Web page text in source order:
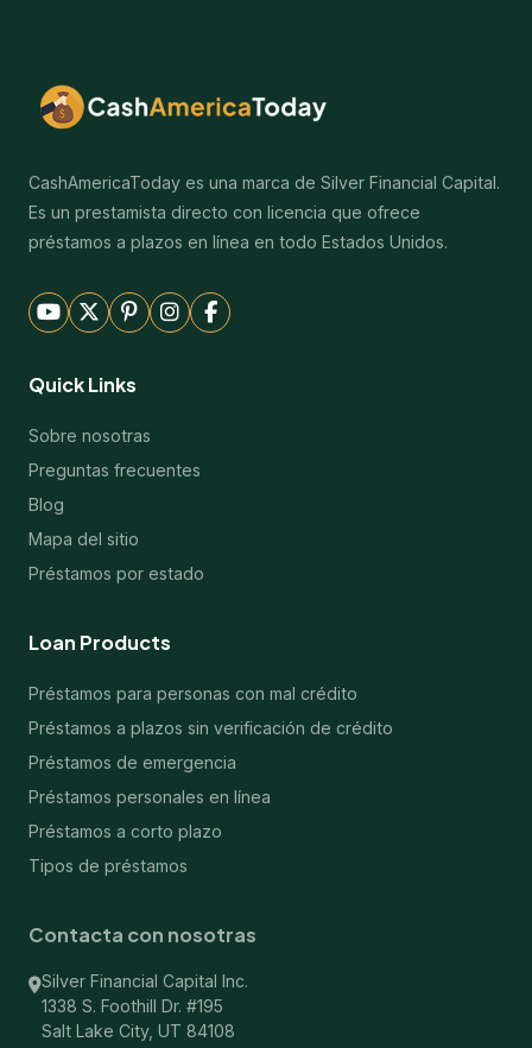
CashAmericaToday es una marca de Silver Financial Capital.
Es un prestamista directo con licencia que ofrece
préstamos a plazos en línea en todo Estados Unidos.
Quick Links
Sobre nosotras
Preguntas frecuentes
Blog
Mapa del sitio
Préstamos por estado
Loan Products
Préstamos para personas con mal crédito
Préstamos a plazos sin verificación de crédito
Préstamos de emergencia
Préstamos personales en línea
Préstamos a corto plazo
Tipos de préstamos
Contacta con nosotras
Silver Financial Capital Inc.
1338 S. Foothill Dr. #195
Salt Lake City, UT 84108